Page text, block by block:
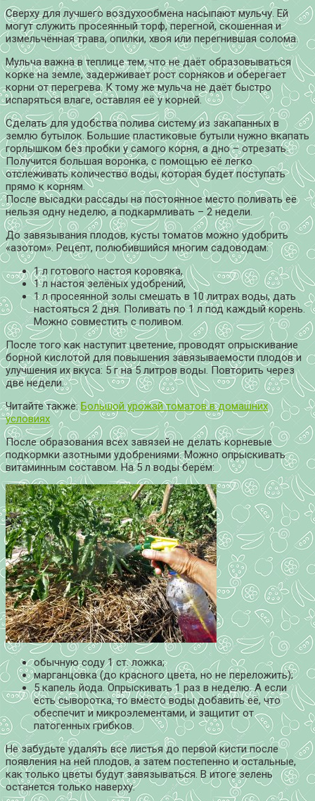
Сверху для лучшего воздухообмена насыпают мульчу. Ей
могут служить просеянный торф, перегной, скошенная и
измельчённая трава, опилки, хвоя или перегнившая солома.
Мульча важна в теплице тем, что не даёт образовываться
корке на земле, задерживает рост сорняков и оберегает
корни от перегрева. К тому же мульча не даёт быстро
испаряться влаге, оставляя её у корней.
Сделать для удобства полива систему из закапанных в
землю бутылок. Большие пластиковые бутыли нужно вкапать
горлышком без пробки у самого корня, а дно – отрезать.
Получится большая воронка, с помощью её легко
отслеживать количество воды, которая будет поступать
прямо к корням.
После высадки рассады на постоянное место поливать её
нельзя одну неделю, а подкармливать – 2 недели.
До завязывания плодов, кусты томатов можно удобрить
«азотом». Рецепт, полюбившийся многим садоводам:
1 л готового настоя коровяка,
1 л настоя зелёных удобрений,
1 л просеянной золы смешать в 10 литрах воды, дать
настояться 2 дня. Поливать по 1 л под каждый корень.
Можно совместить с поливом.
После того как наступит цветение, проводят опрыскивание
борной кислотой для повышения завязываемости плодов и
улучшения их вкуса: 5 г на 5 литров воды. Повторить через
две недели.
Читайте также:Большой урожай томатов в домашних
условиях
После образования всех завязей не делать корневые
подкормки азотными удобрениями. Можно опрыскивать
витаминным составом. На 5 л воды берём:
обычную соду 1 ст. ложка;
марганцовка (до красного цвета, но не переложить);
5 капель йода. Опрыскивать 1 раз в неделю. А если
есть сыворотка, то вместо воды добавить её, что
обеспечит и микроэлементами, и защитит от
патогенных грибков.
Не забудьте удалять все листья до первой кисти после
появления на ней плодов, а затем постепенно и остальные,
как только цветы будут завязываться. В итоге зелень
останется только наверху.